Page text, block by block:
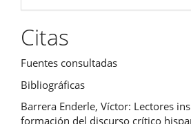
Citas
Fuentes consultadas
Bibliográficas
Barrera Enderle, Víctor: Lectores
formación del discurso crítico